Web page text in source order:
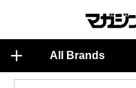
All Brands